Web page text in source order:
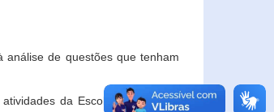
de questões que tenham
da Escola Nacional de